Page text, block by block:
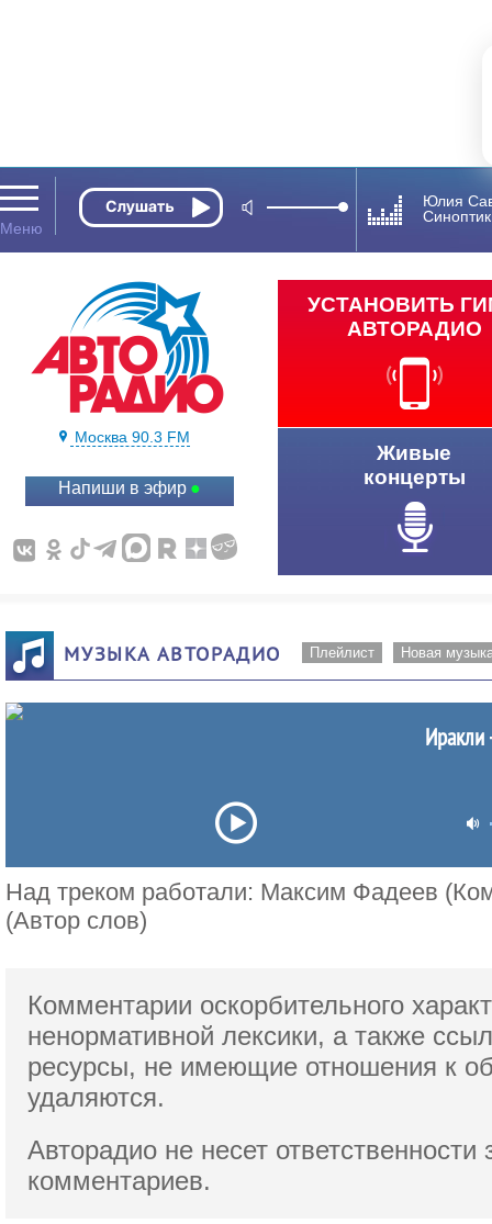
Юлия
Москва 90.3 FM
Напиши в эфир
УСТАНОВИТЬ
АВТОРАДИО
Живые
концерты
МУЗЫКА АВТОРАДИО Плейлист Новая
Иракли
Над треком работали: Максим Фадеев
(Автор слов)
Комментарии оскорбительного
ненормативной лексики, а также
ресурсы, не имеющие отношения к
удаляются.
Авторадио не несет ответственности
комментариев.